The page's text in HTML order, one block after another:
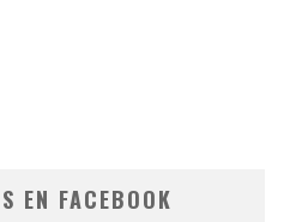
EN FACEBOOK